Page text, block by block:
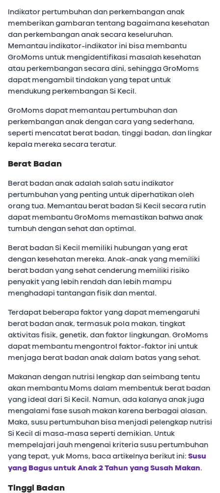
Indikator pertumbuhan dan perkembangan anak
memberikan gambaran tentang bagaimana kesehatan
dan perkembangan anak secara keseluruhan.
Memantau indikator-indikator ini bisa membantu
GroMoms untuk mengidentifikasi masalah kesehatan
atau perkembangan secara dini, sehingga GroMoms
dapat mengambil tindakan yang tepat untuk
mendukung perkembangan Si Kecil.
GroMoms dapat memantau pertumbuhan dan
perkembangan anak dengan cara yang sederhana,
seperti mencatat berat badan, tinggi badan, dan lingkar
kepala mereka secara teratur.
Berat Badan
Berat badan anak adalah salah satu indikator
pertumbuhan yang penting untuk diperhatikan oleh
orang tua. Memantau berat badan Si Kecil secara rutin
dapat membantu GroMoms memastikan bahwa anak
tumbuh dengan sehat dan optimal.
Berat badan Si Kecil memiliki hubungan yang erat
dengan kesehatan mereka. Anak-anak yang memiliki
berat badan yang sehat cenderung memiliki risiko
penyakit yang lebih rendah dan lebih mampu
menghadapi tantangan fisik dan mental.
Terdapat beberapa faktor yang dapat memengaruhi
berat badan anak, termasuk pola makan, tingkat
aktivitas fisik, genetik, dan faktor lingkungan. GroMoms
dapat membantu mengontrol faktor-faktor ini untuk
menjaga berat badan anak dalam batas yang sehat.
Makanan dengan nutrisi lengkap dan seimbang tentu
akan membantu Moms dalam membentuk berat badan
yang ideal dari Si Kecil. Namun, ada kalanya anak juga
mengalami fase susah makan karena berbagai alasan.
Maka, susu pertumbuhan bisa menjadi pelengkap nutrisi
Si Kecil di masa-masa seperti demikian. Untuk
mempelajari jauh mengenai kriteria susu pertumbuhan
yang tepat, yuk Moms, baca artikelnya berikut ini: Susu
yang BagusuntukAnak 2 Tahun yang Susah Makan.
Tinggi Badan